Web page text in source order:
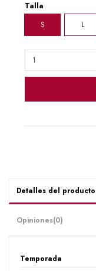
Talla
S
L
Detalles del producto
Opiniones(0)
Temporada